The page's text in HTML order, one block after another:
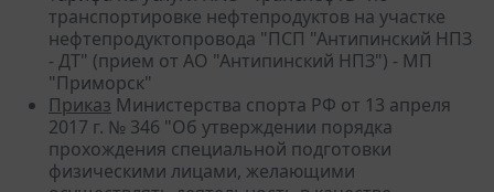
транспортировке нефтепродуктов на участке
нефтепродуктопровода "ПСП "Антипинский НПЗ
- ДТ" (прием от АО "Антипинский НПЗ") - МП
"Приморск"
Приказ Министерства спорта РФ от 13 апреля
2017 г. № 346 "Об утверждении порядка
прохождения специальной подготовки
физическими лицами, желающими